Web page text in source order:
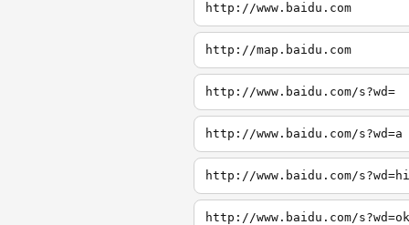
http://www.baidu.com
http://map.baidu.com
http://www.baidu.com/s?wd=
http://www.baidu.com/s?wd=a
http://www.baidu.com/s?wd=hi
http://www.baidu.com/s?wd=ok